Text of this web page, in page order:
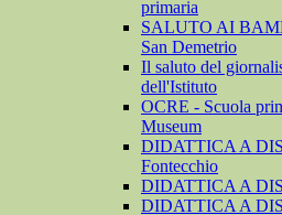
primaria
SALUTO AI
San Demetrio
Il saluto del
dell'Istituto
OCRE - Scuola
Museum
DIDATTICA A
Fontecchio
DIDATTICA A
DIDATTICA A